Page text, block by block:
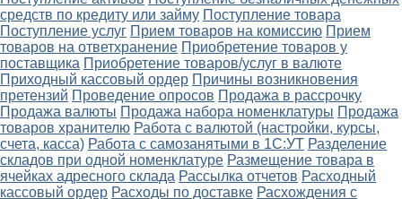
средств по кредиту или займу Поступление товара
Поступление услуг Прием товаров на комиссию Прием
товаров на ответхранение Приобретение товаров у
поставщика Приобретение товаров/услуг в валюте
Приходный кассовый ордер Причины возникновения
претензий Проведение опросов Продажа в рассрочку
Продажа валюты Продажа набора номенклатуры Продажа
товаров хранителю Работа с валютой (настройки, курсы,
счета, касса) Работа с самозанятыми в 1С:УТ Разделение
складов при одной номенклатуре Размещение товара в
ячейках адресного склада Рассылка отчетов Расходный
кассовый ордер Расходы по доставке Расхождения с